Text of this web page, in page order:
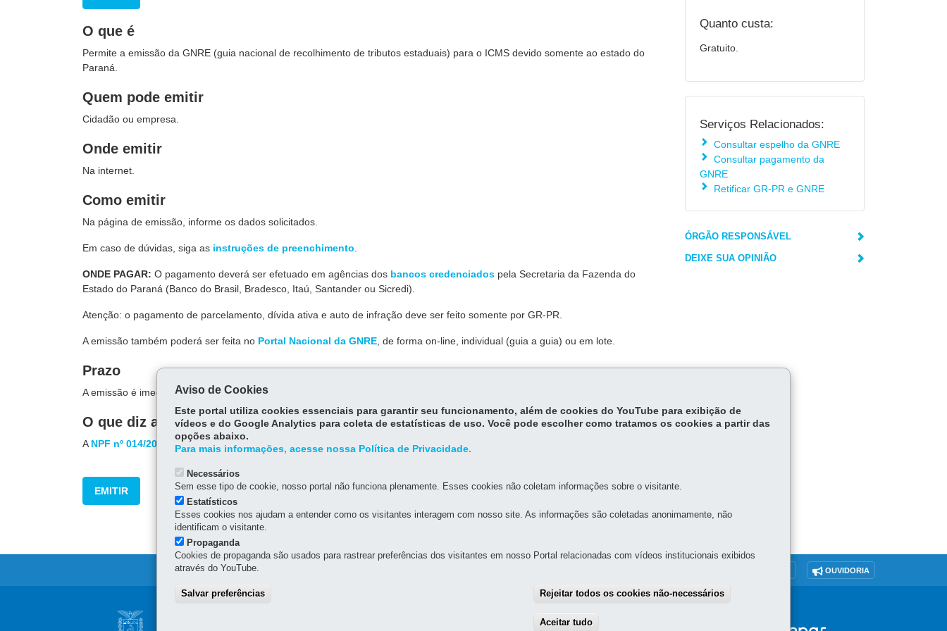
O que é
Permite a emissão da GNRE (guia nacional de recolhimento de tributos estaduais) para o ICMS devido somente ao estado do
Paraná.
Quem pode emitir
Cidadão ou empresa.
Onde emitir
Na internet.
Como emitir
Na página de emissão, informe os dados solicitados.
Em caso de dúvidas, siga as instruções de preenchimento
ONDE PAGAR: O pagamento deverá ser efetuado em agências dos bancos credenciados pela Secretaria da Fazenda do
Estado do Paraná (Banco do Brasil, Bradesco, Itaú, Santander ou Sicredi).
Atenção: o pagamento de parcelamento, dívida ativa e auto de infração deve ser feito somente por GR-PR.
A emissão também poderá ser feita no Portal Nacional da GNRE , de forma on-line, individual (guia a guia) ou em lote.
Prazo
A emissão é imediata.
O que diz a lei
A NPF nº 014/2014 institui a guia nacional de recolhimento de tributos estaduais on-line (GNRE).
EMITIR
Quanto custa:
Gratuito.
Serviços Relacionados:
Consultar espelho da GNRE
Consultar pagamento da
GNRE
Retificar GR-PR e GNRE
ÓRGÃO RESPONSÁVEL
DEIXE SUA OPINIÃO
OUVIDORIA
Navegação
SUPERINTENDÊNCIA-GERAL DE GOVERNANÇA DE SERVIÇOS E DADOS - SGSD
Aviso de Cookies
Este portal utiliza cookies essenciais para garantir seu funcionamento, além de cookies do YouTube para exibição de
vídeos e do Google Analytics para coleta de estatísticas de uso. Você pode escolher como tratamos os cookies a partir das
opções abaixo.
Para mais informações, acesse nossa Política de Privacidade.
Necessários
Sem esse tipo de cookie, nosso portal não funciona plenamente. Esses cookies não coletam informações sobre o visitante.
Estatísticos
Esses cookies nos ajudam a entender como os visitantes interagem com nosso site. As informações são coletadas anonimamente, não
identificam o visitante.
Propaganda
Cookies de propaganda são usados para rastrear preferências dos visitantes em nosso Portal relacionadas com vídeos institucionais exibidos
através do YouTube.
Salvar preferências Rejeitar todos os cookies não-necessários
Aceitar tudo